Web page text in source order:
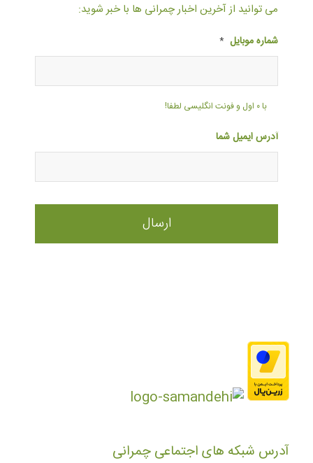
می توانید از آخرین اخبار چمرانی ها با خبر شوید:
شماره موبایل *
با ۰ اول و فونت انگلیسی لطفا!
آدرس ایمیل شما
آدرس شبکه های اجتماعی چمرانی